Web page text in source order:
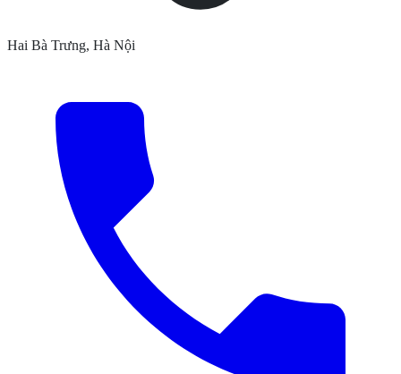
Hai Bà Trưng, Hà Nội